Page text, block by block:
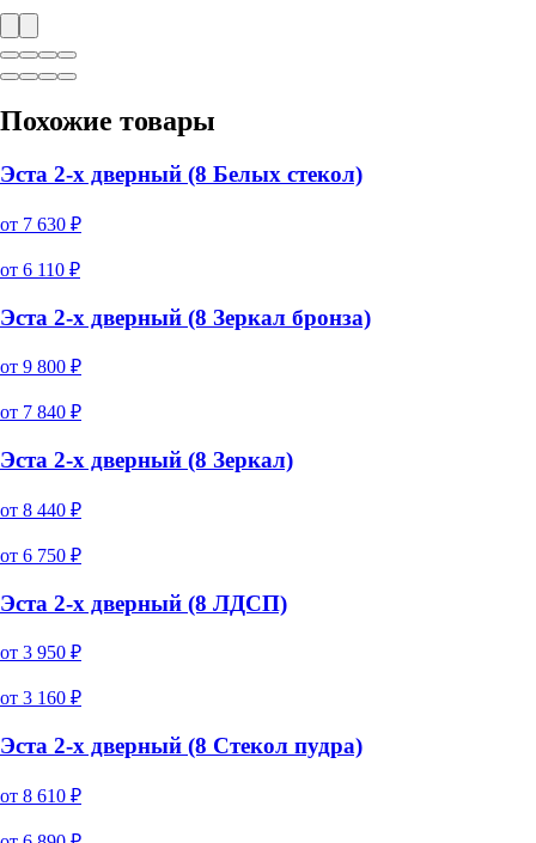
Похожие товары
Эста 2-х дверный (8 Белых стекол)
от 7 630 ₽
от 6 110 ₽
Эста 2-х дверный (8 Зеркал бронза)
от 9 800 ₽
от 7 840 ₽
Эста 2-х дверный (8 Зеркал)
от 8 440 ₽
от 6 750 ₽
Эста 2-х дверный (8 ЛДСП)
от 3 950 ₽
от 3 160 ₽
Эста 2-х дверный (8 Стекол пудра)
от 8 610 ₽